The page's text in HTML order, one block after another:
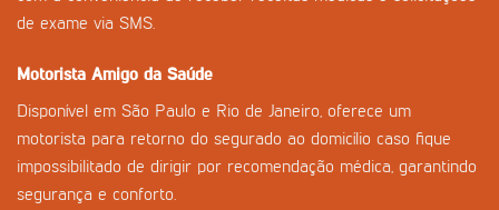
de exame via SMS.
Motorista Amigo da Saúde
Disponível em São Paulo e Rio de Janeiro, oferece um
motorista para retorno do segurado ao domicílio caso fique
impossibilitado de dirigir por recomendação médica, garantindo
segurança e conforto.